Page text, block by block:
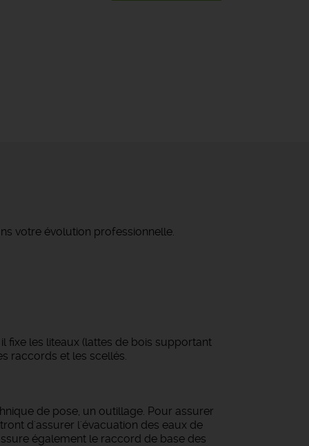
votre évolution professionnelle.
fixe les liteaux (lattes de bois supportant
raccords et les scellés.
de pose, un outillage. Pour assurer
d'assurer l'évacuation des eaux de
également le raccord de base des